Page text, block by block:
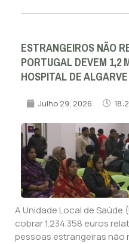
ESTRANGEIROS NÃO
PORTUGAL DEVEM 1,2
HOSPITAL DE ALGARVE
Julho 29, 2026
A Unidade Local de Saúde
cobrar 1.234.358 euros
pessoas estrangeiras não